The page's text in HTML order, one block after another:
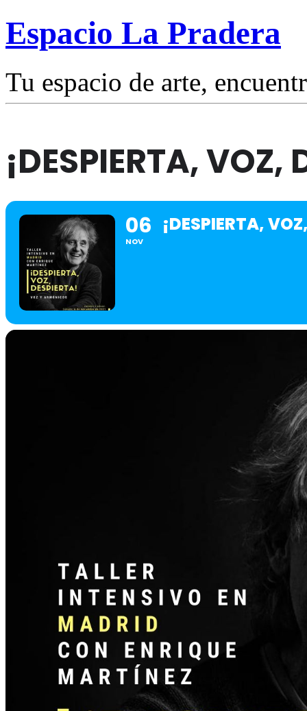
Espacio La Pradera
Tu espacio de arte,
¡DESPIERTA, VOZ,
06
NOV
¡DESPIERTA,